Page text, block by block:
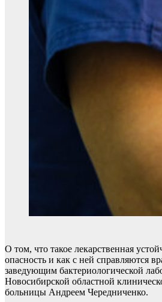
О том, что такое лекарственная
опасность и как с ней справляются
заведующим бактериологической
Новосибирской областной
больницы Андреем Чередниченко.